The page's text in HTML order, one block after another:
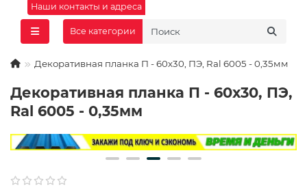
Наши контакты и адреса
Все категории
Декоративная планка П - 60х30, ПЭ, Ral 6005 - 0,35мм
Декоративная планка П - 60х30, ПЭ,
Ral 6005 - 0,35мм